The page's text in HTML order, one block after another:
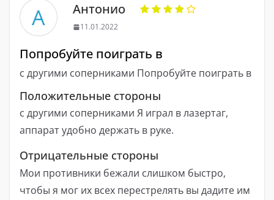
А Антонио
11.01.2022
Попробуйте поиграть в
с другими соперниками Попробуйте поиграть в
Положительные стороны
с другими соперниками Я играл в лазертаг,
аппарат удобно держать в руке.
Отрицательные стороны
Мои противники бежали слишком быстро,
чтобы я мог их всех перестрелять вы дадите им